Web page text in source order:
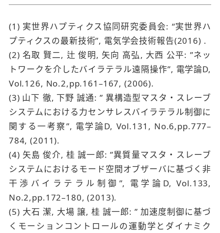
(1) 実世界ハプティクス協同研究委員会: “実世界ハ
プティクスの最新技術”, 電気学会技術報告(2016) .
(2) 名取 賢二, 辻 俊明, 矢向 高弘, 大西 公平: ”ネッ
トワークを介したバイラテラル遠隔操作”, 電学論D,
Vol.126, No.2,pp.161–167, (2006).
(3) 山下 徹, 下野 誠通: ” 異構造型マスタ・スレーブ
システムにおける力センサレスバイラテラル制御に
関する一考察”, 電学論D, Vol.131, No.6,pp.777–
784, (2011).
(4) 矢島 俊介, 桂 誠一郎: ”異質量マスタ・スレーブ
システムにおけるモード空間オブザーバに基づく非
干渉バイラテラル制御”, 電学論D, Vol.133,
No.2,pp.172–180, (2013).
(5) 大石 潔, 大場 譲, 桂 誠一郎: ” 加速度制御に基づ
くモーションコントロールの運動学とダイナミク